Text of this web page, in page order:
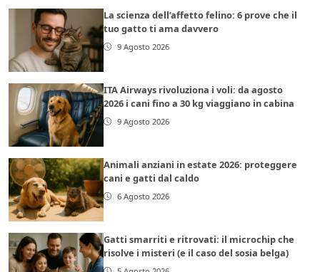
La scienza dell’affetto felino: 6 prove che il
tuo gatto ti ama davvero
9 Agosto 2026
ITA Airways rivoluziona i voli: da agosto
2026 i cani fino a 30 kg viaggiano in cabina
9 Agosto 2026
Animali anziani in estate 2026: proteggere
cani e gatti dal caldo
6 Agosto 2026
Gatti smarriti e ritrovati: il microchip che
risolve i misteri (e il caso del sosia belga)